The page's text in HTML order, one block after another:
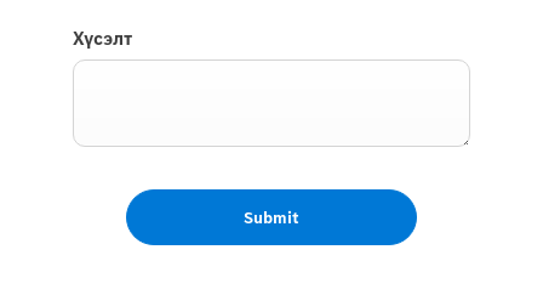
Хүсэлт
Submit